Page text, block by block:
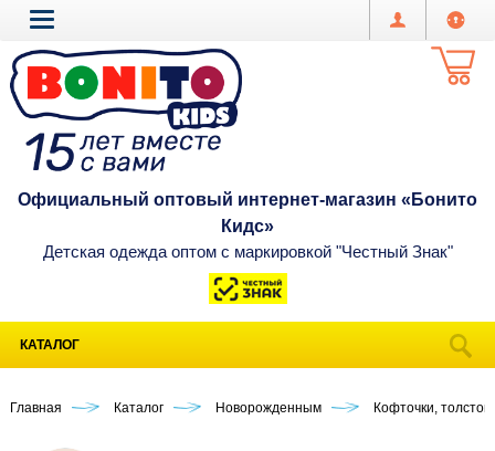
Официальный оптовый интернет-магазин «Бонито
Кидс»
Детская одежда оптом с маркировкой "Честный Знак"
КАТАЛОГ
Главная Каталог Новорожденным Кофточки,